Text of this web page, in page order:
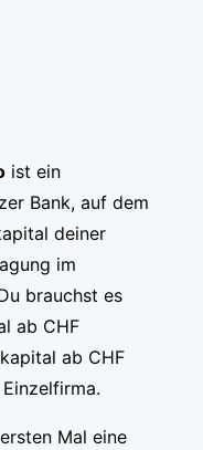
ist ein
Bank, auf dem
deiner
im
brauchst es
ab CHF
ab CHF
Mal eine